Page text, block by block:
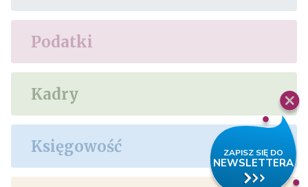
Podatki
Kadry
Księgowość